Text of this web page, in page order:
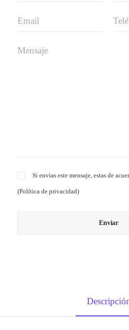
Si envias este mensaje, estas de
(Política de privacidad)